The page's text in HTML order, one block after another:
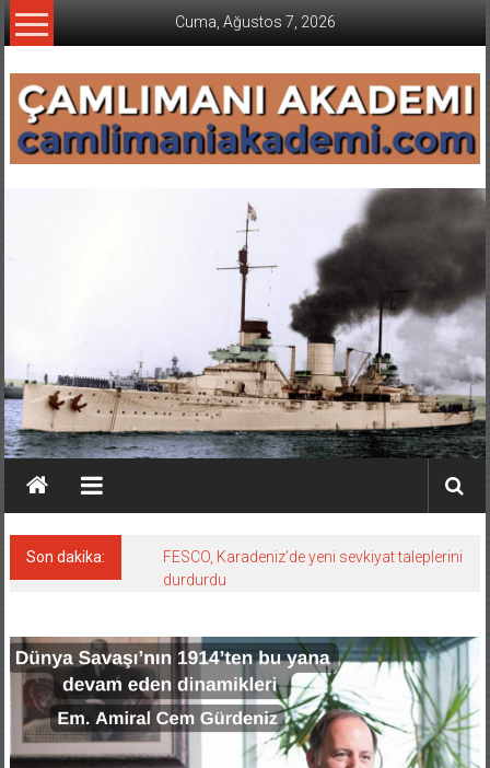
İçeriğe
geç
Cuma, Ağustos 7, 2026
Son dakika:
FESCO, Karadeniz’de yeni sevkiyat taleplerini
durdurdu